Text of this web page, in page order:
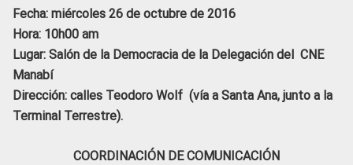
Fecha: miércoles 26 de octubre de 2016
Hora: 10h00 am
Lugar: Salón de la Democracia de la Delegación del CNE
Manabí
Dirección: calles Teodoro Wolf (vía a Santa Ana, junto a la
Terminal Terrestre).
COORDINACIÓN DE COMUNICACIÓN